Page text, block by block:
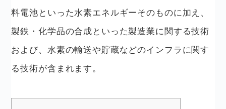
料電池といった水素エネルギーそのものに加え、
製鉄・化学品の合成といった製造業に関する技術
および、水素の輸送や貯蔵などのインフラに関す
る技術が含まれます。